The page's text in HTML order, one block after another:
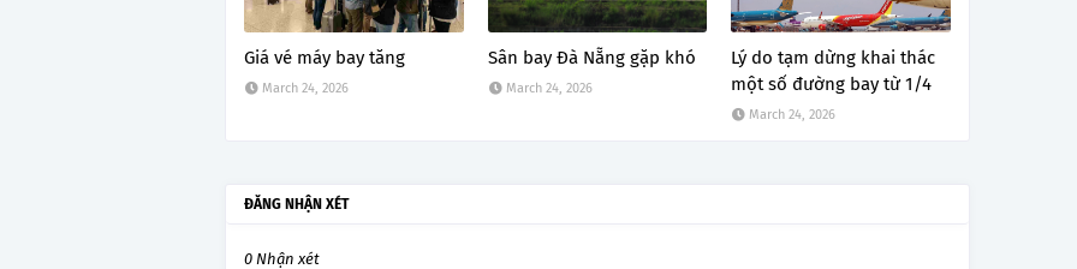
Giá vé máy bay tăng
March 24, 2026
Sân bay Đà Nẵng gặp khó
March 24, 2026
Lý do tạm dừng khai thác
một số đường bay từ 1/4
March 24, 2026
ĐĂNG NHẬN XÉT
0 Nhận xét